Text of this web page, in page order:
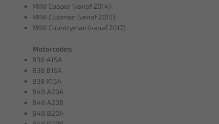
MINI Cooper (vanaf 2014)
MINI Clubman (vanaf 2015)
MINI Countryman (vanaf 2017)
Motorcodes:
B38 A15A
B38 B15A
B38 K15A
B48 A20A
B48 A20B
B48 B20A